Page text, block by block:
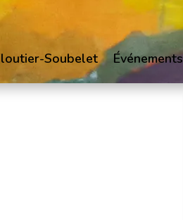
Soubelet Événements